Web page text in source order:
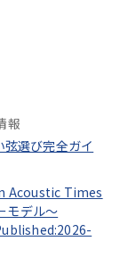
報
選び完全ガイ
Acoustic Times
モデル～